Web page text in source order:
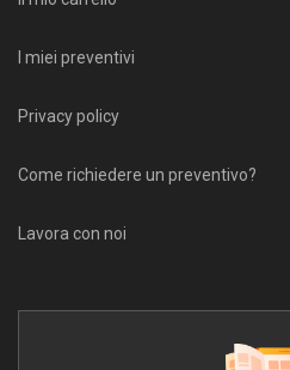
I miei preventivi
Privacy policy
Come richiedere un preventivo?
Lavora con noi